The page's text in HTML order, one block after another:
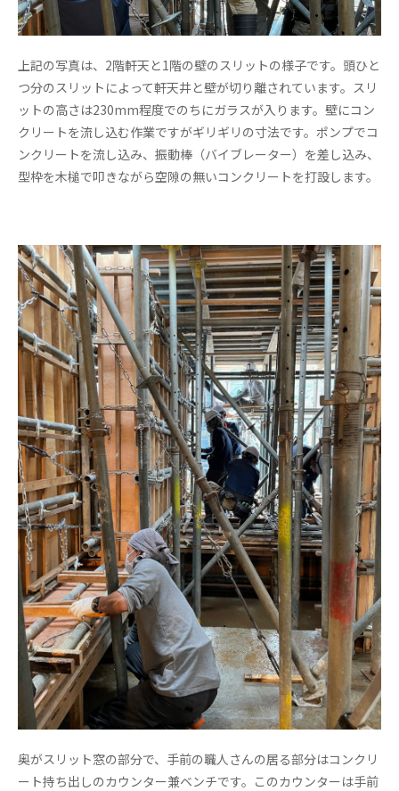
上記の写真は、2階軒天と1階の壁のスリットの様子です。頭ひと
つ分のスリットによって軒天井と壁が切り離されています。スリ
ットの高さは230mm程度でのちにガラスが入ります。壁にコン
クリートを流し込む作業ですがギリギリの寸法です。ポンプでコ
ンクリートを流し込み、振動棒（バイブレーター）を差し込み、
型枠を木槌で叩きながら空隙の無いコンクリートを打設します。
奥がスリット窓の部分で、手前の職人さんの居る部分はコンクリ
ート持ち出しのカウンター兼ベンチです。このカウンターは手前